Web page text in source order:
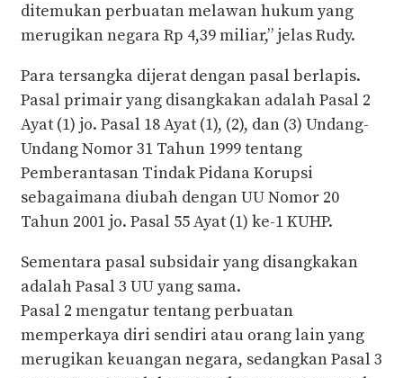
ditemukan perbuatan melawan hukum yang
merugikan negara Rp 4,39 miliar,” jelas Rudy.
Para tersangka dijerat dengan pasal berlapis.
Pasal primair yang disangkakan adalah Pasal 2
Ayat (1) jo. Pasal 18 Ayat (1), (2), dan (3) Undang-
Undang Nomor 31 Tahun 1999 tentang
Pemberantasan Tindak Pidana Korupsi
sebagaimana diubah dengan UU Nomor 20
Tahun 2001 jo. Pasal 55 Ayat (1) ke-1 KUHP.
Sementara pasal subsidair yang disangkakan
adalah Pasal 3 UU yang sama.
Pasal 2 mengatur tentang perbuatan
memperkaya diri sendiri atau orang lain yang
merugikan keuangan negara, sedangkan Pasal 3